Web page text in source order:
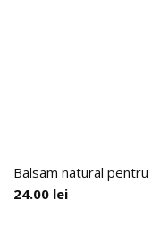
Balsam natural
24.00 lei